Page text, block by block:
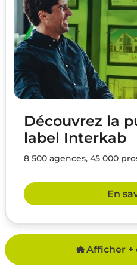
Découvrez la
label Interkab
8 500 agences, 45 000
En
Afficher +